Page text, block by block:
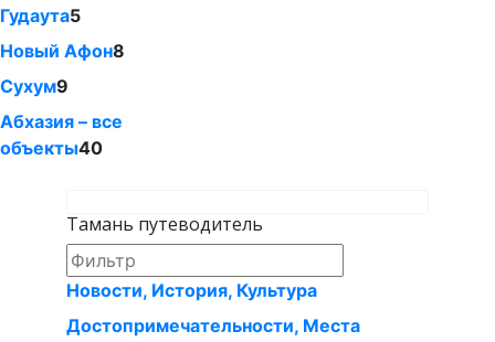
Гудаута5
Новый Афон8
Сухум9
Абхазия – все
объекты40
Тамань путеводитель
Новости, История, Культура
Достопримечательности, Места